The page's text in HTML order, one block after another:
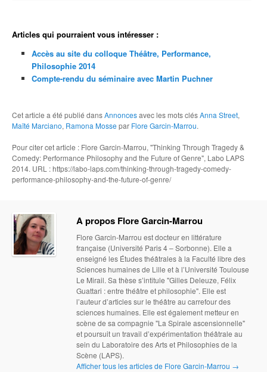
Articles qui pourraient vous intéresser :
Accès au site du colloque Théâtre, Performance,
Philosophie 2014
Compte-rendu du séminaire avec Martin Puchner
Cet article a été publié dansAnnoncesavec les mots clésAnna Street,
Maïté Marciano, Ramona Mosse par Flore Garcin-Marrou.
Pour citer cet article : Flore Garcin-Marrou, "Thinking Through Tragedy &
Comedy: Performance Philosophy and the Future of Genre", Labo LAPS
2014. URL : https://labo-laps.com/thinking-through-tragedy-comedy-
performance-philosophy-and-the-future-of-genre/
A propos Flore Garcin-Marrou
Flore Garcin-Marrou est docteur en littérature
française (Université Paris 4 – Sorbonne). Elle a
enseigné les Études théâtrales à la Faculté libre des
Sciences humaines de Lille et à l’Université Toulouse
Le Mirail. Sa thèse s’intitule "Gilles Deleuze, Félix
Guattari : entre théâtre et philosophie". Elle est
l’auteur d’articles sur le théâtre au carrefour des
sciences humaines. Elle est également metteur en
scène de sa compagnie "La Spirale ascensionnelle"
et poursuit un travail d’expérimentation théâtrale au
sein du Laboratoire des Arts et Philosophies de la
Scène (LAPS).
Afficher tous les articles de Flore Garcin-Marrou →